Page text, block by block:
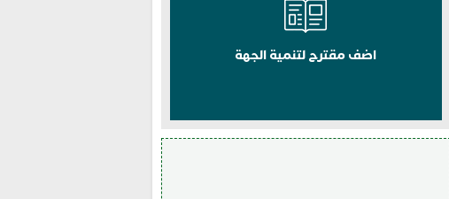
اضف مقترح لتنمية الجهة